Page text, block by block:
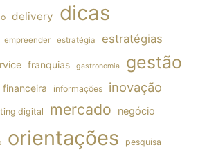
delivery dicas
empreender estratégia estratégias
franquias gastronomia gestão
informações inovação
digital mercado negócio
orientações pesquisa